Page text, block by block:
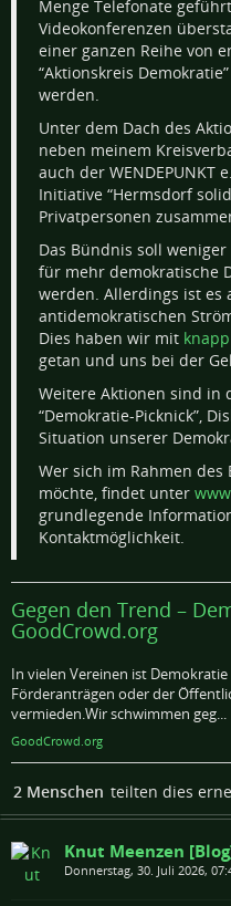
Menge Telefonate
Videokonferenzen
einer ganzen Reihe von
“Aktionskreis
werden.
Unter dem Dach des
neben meinem
auch der WENDEPUNKT
Initiative “Hermsdorf
Privatpersonen
Das Bündnis soll
für mehr demokratische
werden. Allerdings ist es
antidemokratischen
Dies haben wir mit
getan und uns bei der
Weitere Aktionen sind in
“Demokratie-Picknick”,
Situation unserer
Wer sich im Rahmen
möchte, findet unter
grundlegende
Kontaktmöglichkeit.
Gegen den Trend –
GoodCrowd.org
In vielen Vereinen ist
Förderanträgen oder der
vermieden.Wir schwimmen geg...
GoodCrowd.org
2 Menschen teilten dies
Knut Meenzen
Donnerstag, 30. Juli 2026,